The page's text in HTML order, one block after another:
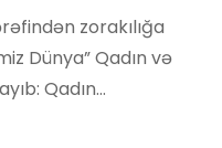
zorakılığa
Dünya” Qadın və
Qadın…